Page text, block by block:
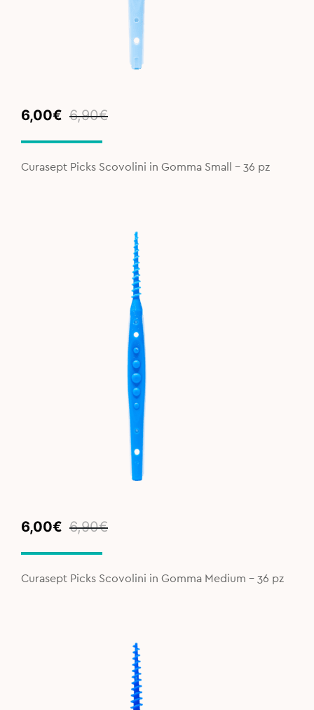
6,90€
Original
was:
6,90€.
6,00€
Current
is:
6,00€.
Curasept Picks Scovolini in Gomma Small - 36 pz
6,90€
Original
was:
6,90€.
6,00€
Current
is:
6,00€.
Curasept Picks Scovolini in Gomma Medium - 36 pz